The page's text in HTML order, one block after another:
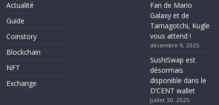
Actualité
Guide
Coinstory
Blockchain
NFT
Exchange
Fan de Mario
Galaxy et de
Tamagotchi, Kugle
vous attend !
décembre 9, 2025
SushiSwap est
désormais
disponible dans le
D’CENT wallet
juillet 30, 2025